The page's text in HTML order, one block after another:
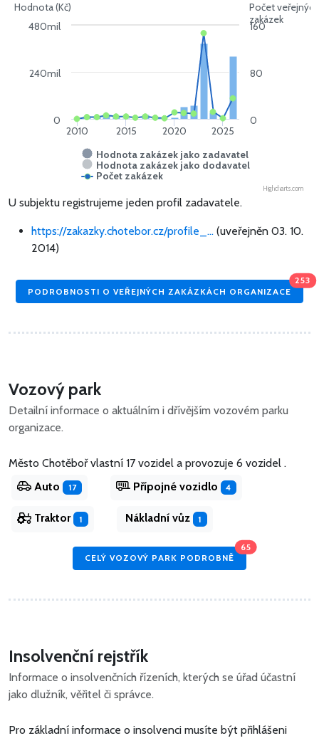
Hodnota (Kč)
Počet veřejných
zakázek
Hodnota zakázek jako zadavatel
Hodnota zakázek jako dodavatel
Počet zakázek
2010 2015 2020 2025
0
240mil
480mil
0
80
160
Highcharts.com
U subjektu registrujeme jeden profil zadavatele.
https://zakazky.chotebor.cz/profile_... (uveřejněn 03. 10.
2014)
PODROBNOSTI O VEŘEJNÝCH ZAKÁZKÁCH ORGANIZACE
253
Vozový park
Detailní informace o aktuálním i dřívějším vozovém parku
organizace.
Město Chotěboř vlastní 17 vozidel a provozuje 6 vozidel .
Auto
17 Přípojné vozidlo 4
Traktor 1 Nákladní vůz 1
CELÝ VOZOVÝ PARK PODROBNĚ
65
Insolvenční rejstřík
Informace o insolvenčních řízeních, kterých se úřad účastní
jako dlužník, věřitel či správce.
Pro základní informace o insolvenci musíte být přihlášeni